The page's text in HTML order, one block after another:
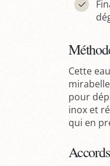
Cette
pour
inox et
qui en